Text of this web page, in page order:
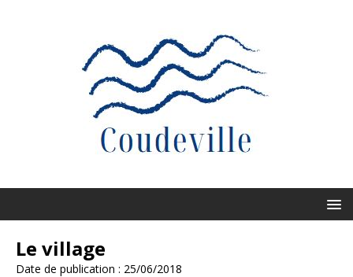
Le village
Date de publication : 25/06/2018